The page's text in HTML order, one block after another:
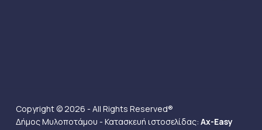
Copyright © 2026 - All Rights Reserved®
Δήμος Μυλοποτάμου - Κατασκευή ιστοσελίδας: Ax-Easy